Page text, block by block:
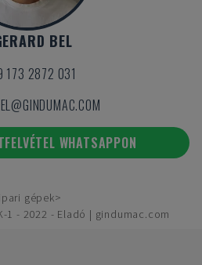
BEL
173 2872 031
WHATSAPPON
gépek
1 - 2022 - Eladó | gindumac.com